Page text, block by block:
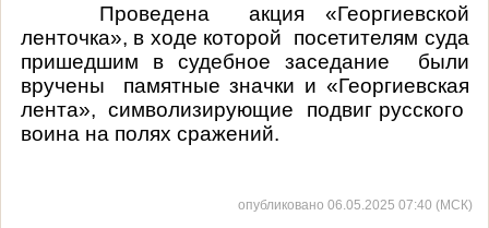
Проведена
акция «Георгиевской
ленточка», в ходе которой
посетителям суда
пришедшим в судебное заседание
были
вручены
памятные значки и «Георгиевская
лента», символизирующие
подвиг русского
воина на полях сражений.
опубликовано 06.05.2025 07:40 (МСК)